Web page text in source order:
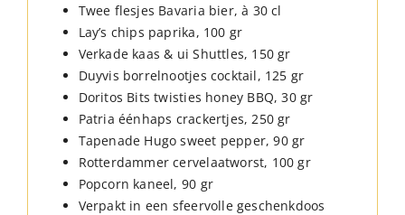
Twee flesjes Bavaria bier, à 30 cl
Lay’s chips paprika, 100 gr
Verkade kaas & ui Shuttles, 150 gr
Duyvis borrelnootjes cocktail, 125 gr
Doritos Bits twisties honey BBQ, 30 gr
Patria éénhaps crackertjes, 250 gr
Tapenade Hugo sweet pepper, 90 gr
Rotterdammer cervelaatworst, 100 gr
Popcorn kaneel, 90 gr
Verpakt in een sfeervolle geschenkdoos